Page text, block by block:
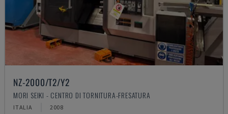
NZ-2000/T2/Y2
MORI SEIKI - CENTRO DI TORNITURA-FRESATURA
ITALIA 2008